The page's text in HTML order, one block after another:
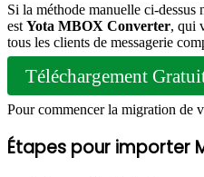
Si la méthode manuelle ci-
est Yota MBOX Converter, qui
tous les clients de messagerie
Téléchargement
Pour commencer la migration de
Étapes pour importer